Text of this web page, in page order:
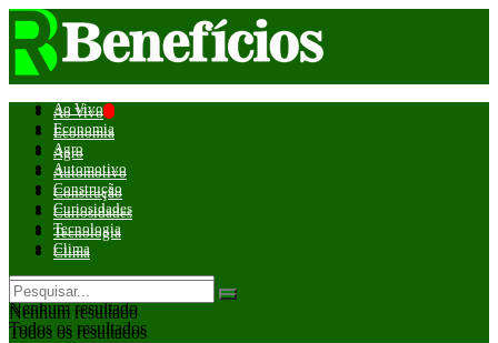
Ao Vivo
Economia
Agro
Automotivo
Construção
Curiosidades
Tecnologia
Clima
Nenhum resultado
Todos os resultados
Ao Vivo
Economia
Agro
Automotivo
Construção
Curiosidades
Tecnologia
Clima
Nenhum resultado
Todos os resultados